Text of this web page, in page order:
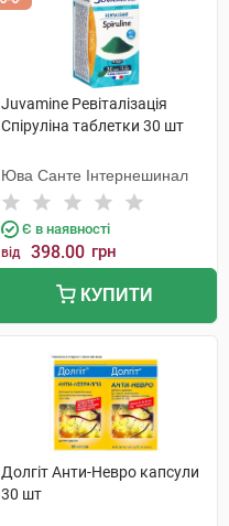
Juvamine Ревіталізація
Спіруліна таблетки 30 шт
Юва Санте Інтернешинал
Є в наявності
від 398.00 грн
КУПИТИ
Долгіт Анти-Невро капсули
30 шт